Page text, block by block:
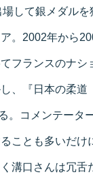
して銀メダル
。2002年から
フランスのナシ
、『日本の柔
。コメンテータ
ことも多いだけ
溝口さんは冗舌